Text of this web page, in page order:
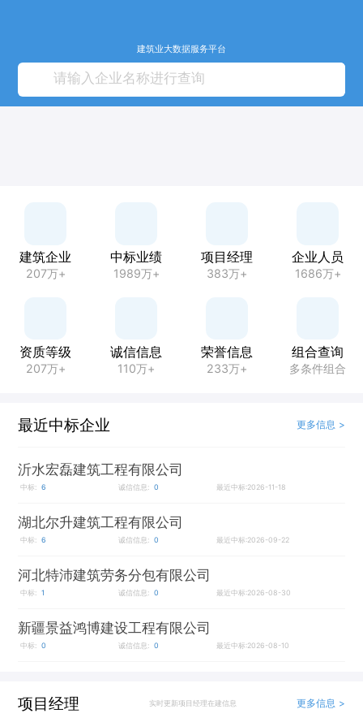
建筑业大数据服务平台
建筑企业
207万+
中标业绩
1989万+
项目经理
383万+
企业人员
1686万+
资质等级
207万+
诚信信息
110万+
荣誉信息
233万+
组合查询
多条件组合
最近中标企业 更多信息 >
沂水宏磊建筑工程有限公司
中标: 6 诚信信息: 0 最近中标:2026-11-18
湖北尔升建筑工程有限公司
中标: 6 诚信信息: 0 最近中标:2026-09-22
河北特沛建筑劳务分包有限公司
中标: 1 诚信信息: 0 最近中标:2026-08-30
新疆景益鸿博建设工程有限公司
中标: 0 诚信信息: 0 最近中标:2026-08-10
项目经理 实时更新项目经理在建信息 更多信息 >